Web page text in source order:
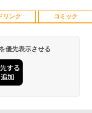
電可）/microSD対応
Windows 11 Pro／Dolb
オフクーポン】中古
Dell Latitude 7200 2in
ごと！21 〜白雪姫と
電子書籍】[ 白鳥 士郎
(Bluetooth 6.1)【完
ン/ウルトラノイズキャン
ポイント接続 / 最大40時
形状/持ち運びに便利 / IP5
技術基準適合】パープ
Flo Milli, ATL Jacob
リンク
ラベルレス 500ml ×24本
ジウム含有 水 ミネラル
トル 静岡県産 500ミリリ
コミック
巻 (デジタル版ビッグガ
優先表示させる